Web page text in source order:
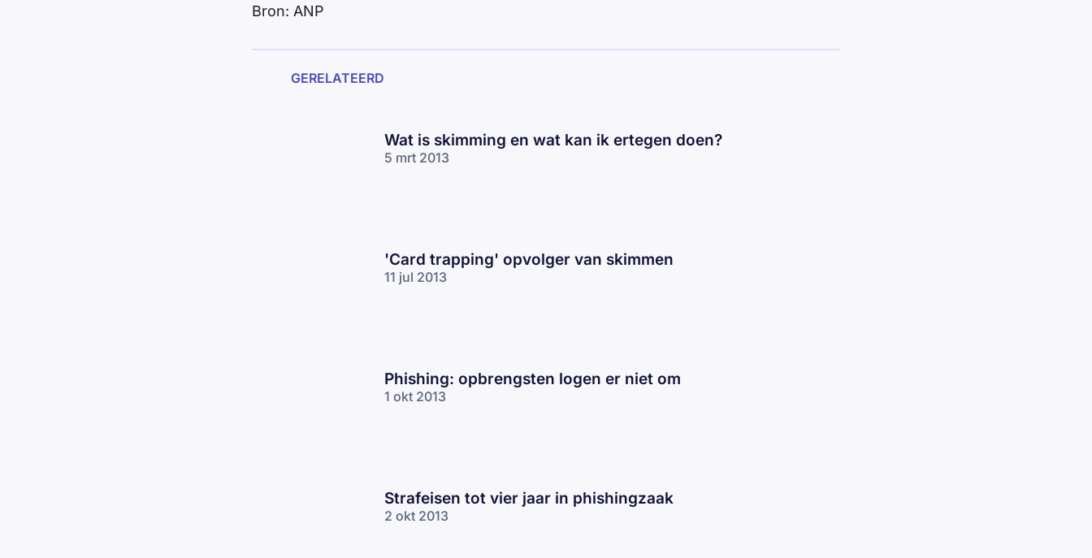
Bron: ANP
GERELATEERD
Wat is skimming en wat kan ik ertegen doen?
5 mrt 2013
'Card trapping' opvolger van skimmen
11 jul 2013
Phishing: opbrengsten logen er niet om
1 okt 2013
Strafeisen tot vier jaar in phishingzaak
2 okt 2013